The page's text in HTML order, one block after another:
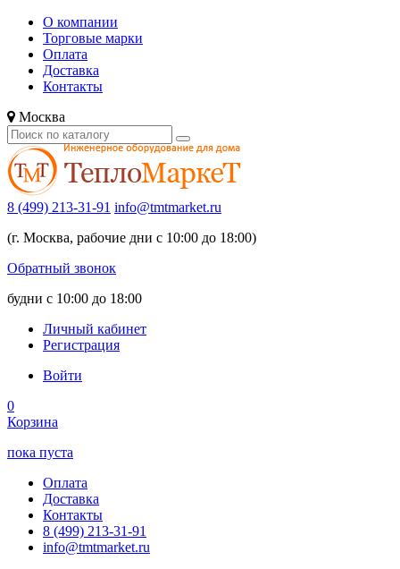
О компании
Торговые марки
Оплата
Доставка
Контакты
Москва
8 (499) 213-31-91 info@tmtmarket.ru
(г. Москва, рабочие дни с 10:00 до 18:00)
Обратный звонок
будни с 10:00 до 18:00
Личный кабинет
Регистрация
Войти
0
Корзина
пока пуста
Оплата
Доставка
Контакты
8 (499) 213-31-91
info@tmtmarket.ru